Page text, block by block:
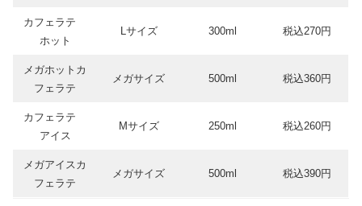
カフェラテ
ホット
Lサイズ 300ml 税込270円
メガホットカ
フェラテ
メガサイズ 500ml 税込360円
カフェラテ
アイス
Mサイズ 250ml 税込260円
メガアイスカ
フェラテ
メガサイズ 500ml 税込390円